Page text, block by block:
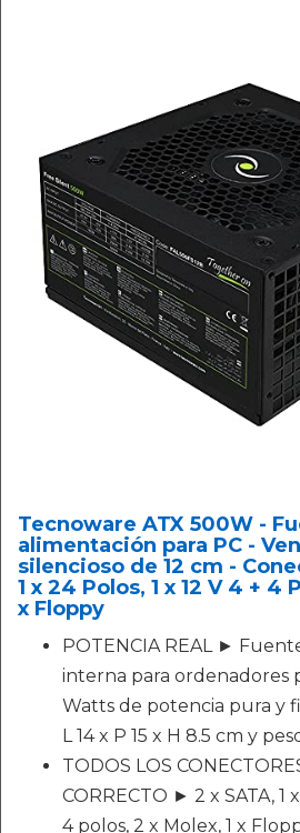
Tecnoware ATX 500W -
alimentación para PC -
silencioso de 12 cm -
1 x 24 Polos, 1 x 12 V 4 + 4
x Floppy
POTENCIA REAL ►
interna para ordenadores
Watts de potencia pura y
L 14 x P 15 x H 8.5 cm y
TODOS LOS
CORRECTO ► 2 x SATA, 1
4 polos, 2 x Molex, 1 x